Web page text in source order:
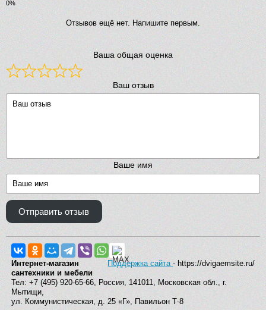
Отзывов ещё нет. Напишите первым.
Ваша общая оценка
Ваш отзыв
Ваше имя
Отправить отзыв
Поддержка сайта- https://dvigaemsite.ru/
Интернет-магазин
сантехники и мебели
Тел: +7 (495) 920-65-66, Россия, 141011, Московская обл., г.
Мытищи,
ул. Коммунистическая, д. 25 «Г», Павильон Т-8